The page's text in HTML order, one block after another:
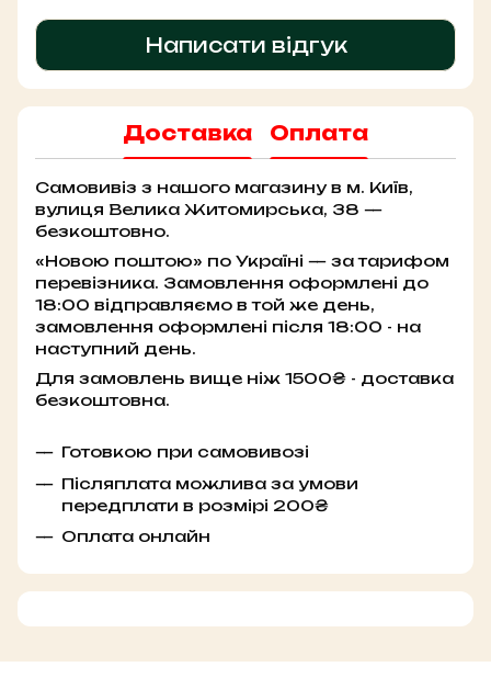
Написати відгук
Доставка Оплата
Самовивіз з нашого магазину в м. Київ,
вулиця Велика Житомирська, 38 —
безкоштовно.
«Новою поштою» по Україні — за тарифом
перевізника. Замовлення оформлені до
18:00 відправляємо в той же день,
замовлення оформлені після 18:00 - на
наступний день.
Для замовлень вище ніж 1500₴ - доставка
безкоштовна.
Готовкою при самовивозі
Післяплата можлива за умови
передплати в розмірі 200₴
Оплата онлайн